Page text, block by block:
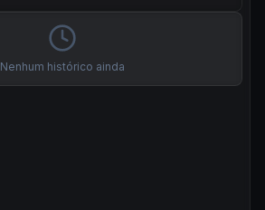
Nenhum histórico ainda